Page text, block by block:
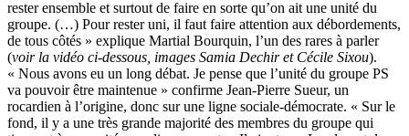
rester ensemble et surtout de faire en sorte qu’on ait une unité du
groupe. (…) Pour rester uni, il faut faire attention aux débordements,
de tous côtés » explique Martial Bourquin, l’un des rares à parler
(voir la vidéo ci-dessous, images Samia Dechir et Cécile Sixou).
« Nous avons eu un long débat. Je pense que l’unité du groupe PS
va pouvoir être maintenue » confirme Jean-Pierre Sueur, un
rocardien à l’origine, donc sur une ligne sociale-démocrate. « Sur le
fond, il y a une très grande majorité des membres du groupe qui